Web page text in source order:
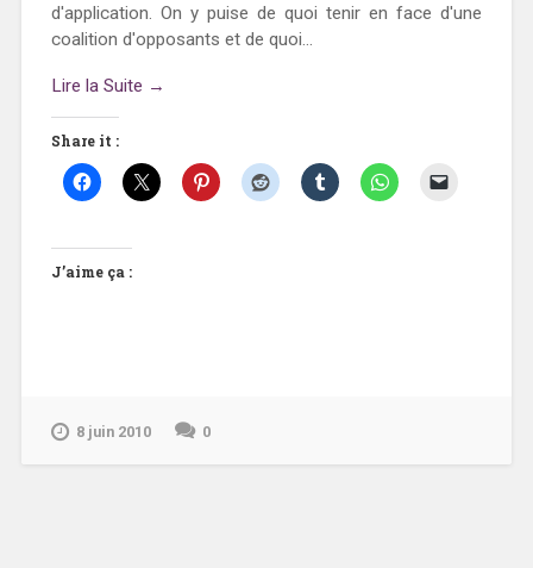
d'application. On y puise de quoi tenir en face d'une
coalition d'opposants et de quoi...
Lire la Suite →
Share it :
J’aime ça :
8 juin 2010 0